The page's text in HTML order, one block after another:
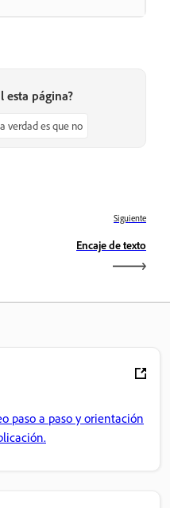
esta página?
verdad es que no
Siguiente
Encaje de texto
paso a paso y orientación